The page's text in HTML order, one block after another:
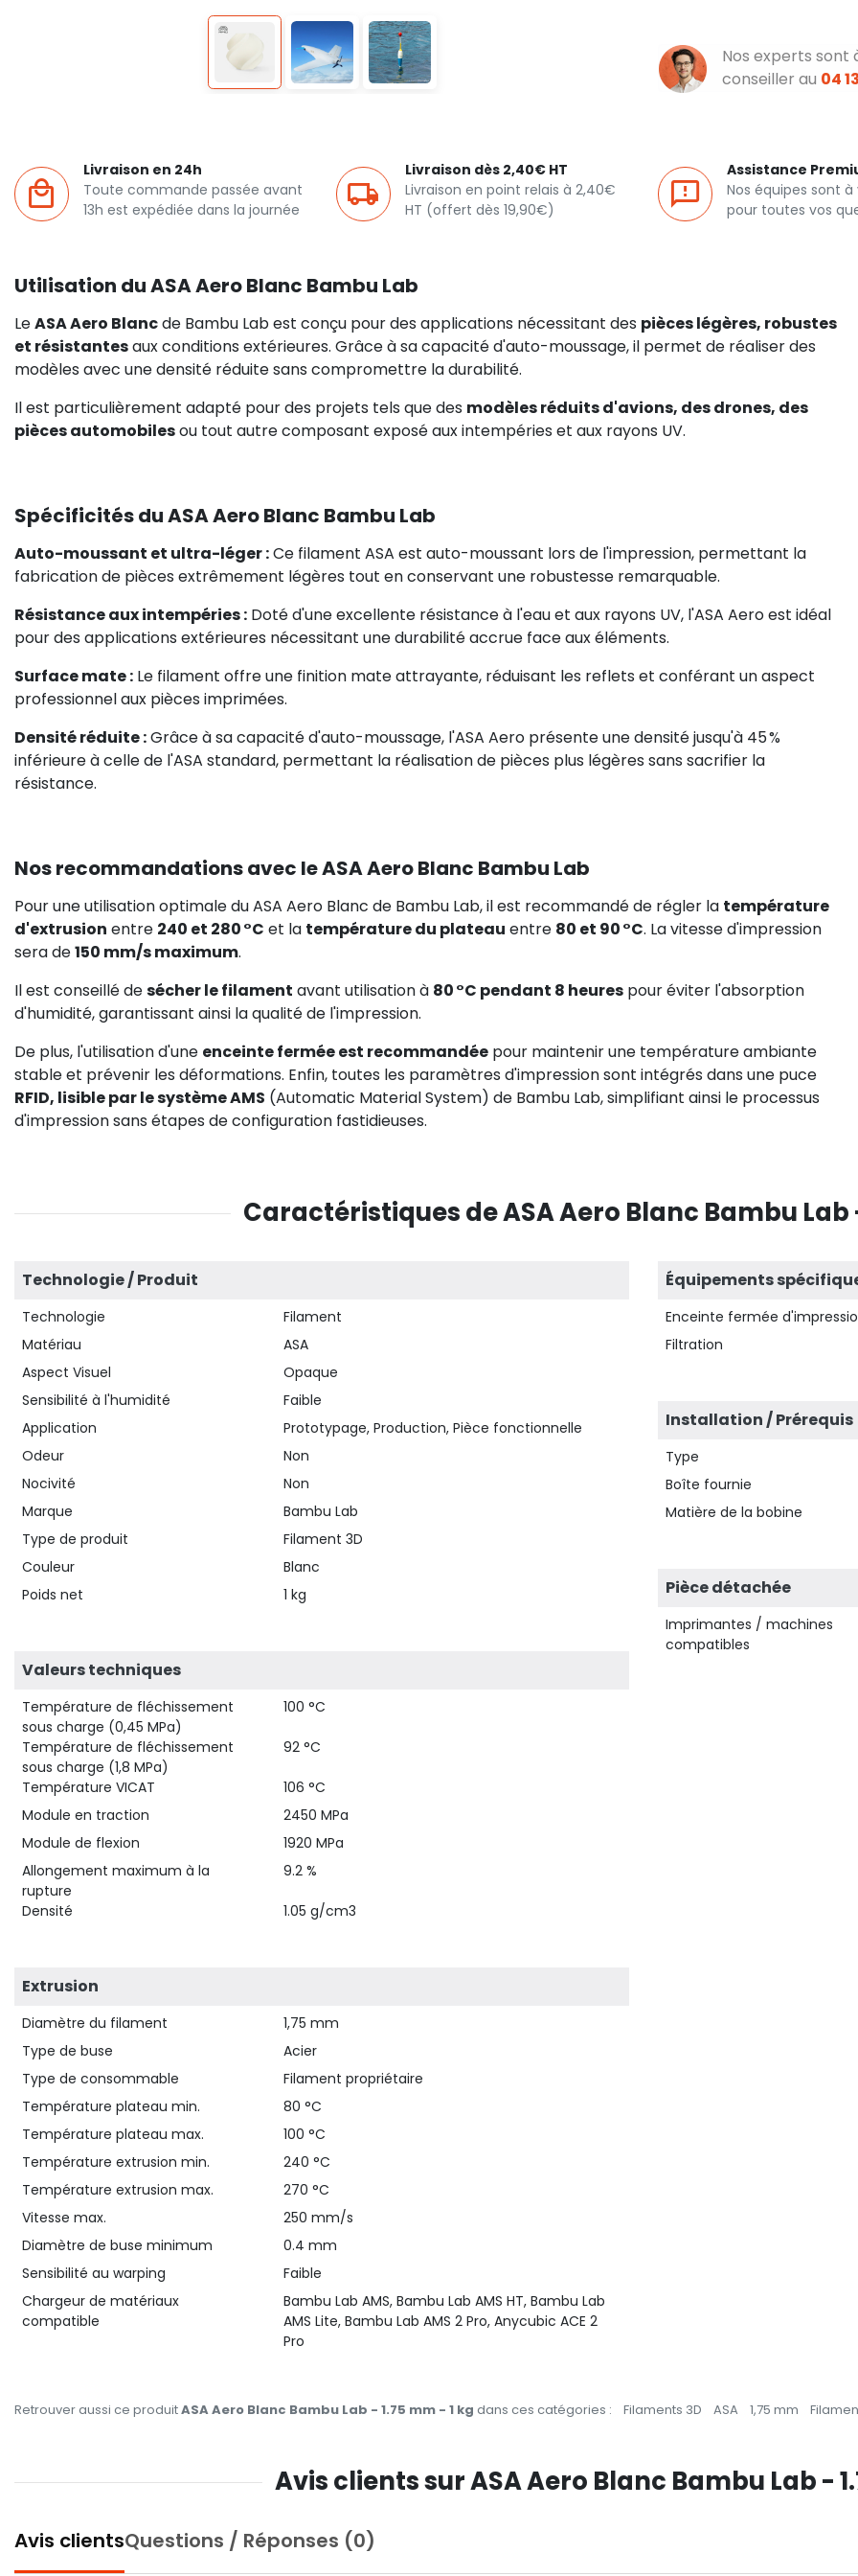
Nos experts sont
conseiller au 04
Livraison en 24h
Toute commande passée avant
13h est expédiée dans la journée
Livraison dès 2,40€ HT
Livraison en point relais à 2,40€
HT (offert dès 19,90€)
Assistance
Nos équipes sont
pour toutes vos
Utilisation du ASA Aero Blanc Bambu Lab
LeASA Aero Blancde Bambu Lab est conçu pour des applications nécessitant des pièces légères, robustes
et résistantesaux conditions extérieures. Grâce à sa capacité d'auto-moussage, il permet de réaliser des
modèles avec une densité réduite sans compromettre la durabilité.
Il est particulièrement adapté pour des projets tels que des modèles réduits d'avions, des drones, des
pièces automobilesou tout autre composant exposé aux intempéries et aux rayons UV.
Spécificités du ASA Aero Blanc Bambu Lab
Auto-moussant et ultra-léger :Ce filament ASA est auto-moussant lors de l'impression, permettant la
fabrication de pièces extrêmement légères tout en conservant une robustesse remarquable.
Résistance aux intempéries : Doté d'une excellente résistance à l'eau et aux rayons UV, l'ASA Aero est idéal
pour des applications extérieures nécessitant une durabilité accrue face aux éléments.
Surface mate : Le filament offre une finition mate attrayante, réduisant les reflets et conférant un aspect
professionnel aux pièces imprimées.
Densité réduite :Grâce à sa capacité d'auto-moussage, l'ASA Aero présente une densité jusqu'à 45 %
inférieure à celle de l'ASA standard, permettant la réalisation de pièces plus légères sans sacrifier la
résistance.
Nos recommandations avec le ASA Aero Blanc Bambu Lab
Pour une utilisation optimale du ASA Aero Blanc de Bambu Lab, il est recommandé de régler la température
d'extrusion entre 240 et 280 °C et la température du plateau entre 80 et 90 °C. La vitesse d'impression
sera de150 mm/s maximum.
Il est conseillé desécher le filament avant utilisation à 80 °C pendant 8 heures pour éviter l'absorption
d'humidité, garantissant ainsi la qualité de l'impression.
De plus, l'utilisation d'une enceinte fermée est recommandée pour maintenir une température ambiante
stable et prévenir les déformations. Enfin, toutes les paramètres d'impression sont intégrés dans une puce
RFID, lisible par le système AMS (Automatic Material System) de Bambu Lab, simplifiant ainsi le processus
d'impression sans étapes de configuration fastidieuses.
Caractéristiques de ASA Aero Blanc Bambu Lab
Technologie / Produit
Technologie
Filament
Matériau
ASA
Aspect Visuel
Opaque
Sensibilité à l'humidité
Faible
Application
Prototypage, Production, Pièce fonctionnelle
Odeur
Non
Nocivité
Non
Marque
Bambu Lab
Type de produit
Filament 3D
Couleur
Blanc
Poids net
1 kg
Valeurs techniques
Température de fléchissement
sous charge (0,45 MPa)
100 °C
Température de fléchissement
sous charge (1,8 MPa)
92 °C
Température VICAT
106 °C
Module en traction
2450 MPa
Module de flexion
1920 MPa
Allongement maximum à la
rupture
9.2 %
Densité 1.05 g/cm3
Extrusion
Diamètre du filament
1,75 mm
Type de buse
Acier
Type de consommable
Filament propriétaire
Température plateau min.
80 °C
Température plateau max.
100 °C
Température extrusion min.
240 °C
Température extrusion max.
270 °C
Vitesse max.
250 mm/s
Diamètre de buse minimum
0.4 mm
Sensibilité au warping
Faible
Chargeur de matériaux
compatible
Bambu Lab AMS, Bambu Lab AMS HT, Bambu Lab
AMS Lite, Bambu Lab AMS 2 Pro, Anycubic ACE 2
Pro
Équipements
Enceinte fermée
Filtration
Installation / Prérequis
Type
Boîte fournie
Matière de la bobine
Pièce détachée
Imprimantes / machines
compatibles
Retrouver aussi ce produitASA Aero Blanc Bambu Lab - 1.75 mm - 1 kg dans ces catégories : Filaments 3D ASA 1,75 mm
Avis clients sur ASA Aero Blanc Bambu Lab -
Avis clientsQuestions / Réponses (0)